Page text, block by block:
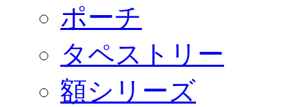
ポーチ
タペストリー
額シリーズ